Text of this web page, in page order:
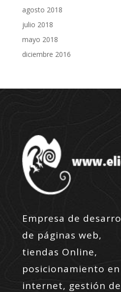
agosto 2018
julio 2018
mayo 2018
diciembre 2016
Empresa de
de páginas web,
tiendas Online,
posicionamiento en
internet, gestión de